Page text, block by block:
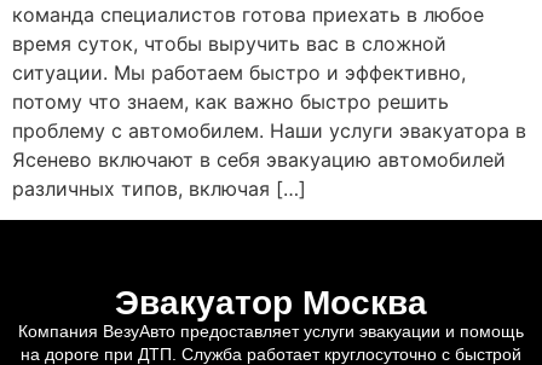
команда специалистов готова приехать в любое
время суток, чтобы выручить вас в сложной
ситуации. Мы работаем быстро и эффективно,
потому что знаем, как важно быстро решить
проблему с автомобилем. Наши услуги эвакуатора в
Ясенево включают в себя эвакуацию автомобилей
различных типов, включая […]
Эвакуатор Москва
Компания ВезуАвто предоставляет услуги эвакуации и помощь
на дороге при ДТП. Служба работает круглосуточно с быстрой